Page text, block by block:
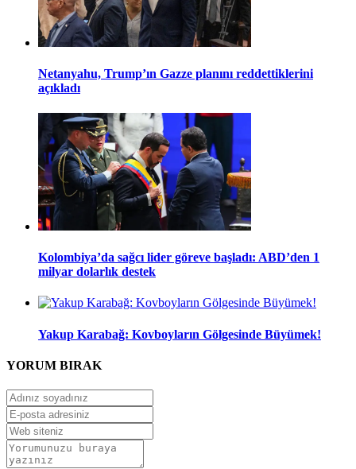
Netanyahu, Trump’ın Gazze planını reddettiklerini
açıkladı
Kolombiya’da sağcı lider göreve başladı: ABD’den 1
milyar dolarlık destek
Yakup Karabağ: Kovboyların Gölgesinde Büyümek!
YORUM BIRAK